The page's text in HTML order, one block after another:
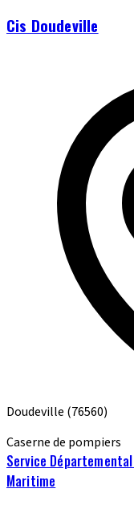
Cis Doudeville
Doudeville (76560)
Caserne de pompiers
Service
Maritime